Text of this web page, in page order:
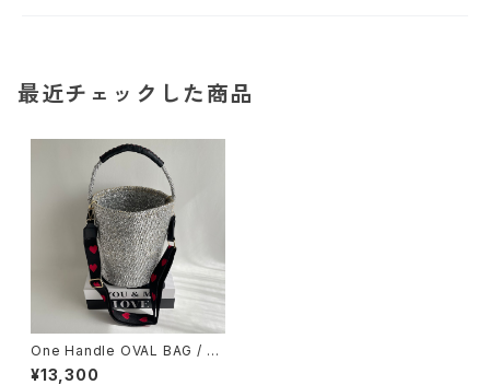
最近チェックした商品
One Handle OVAL BAG / Sh
oulder Strap Herat
¥13,300